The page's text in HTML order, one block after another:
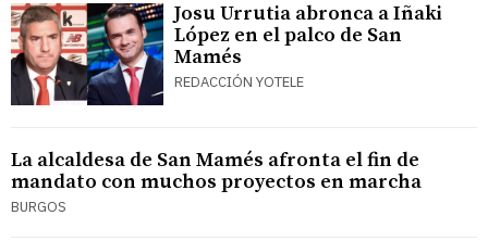
Josu Urrutia abronca a Iñaki
López en el palco de San
Mamés
REDACCIÓN YOTELE
La alcaldesa de San Mamés afronta el fin de
mandato con muchos proyectos en marcha
BURGOS